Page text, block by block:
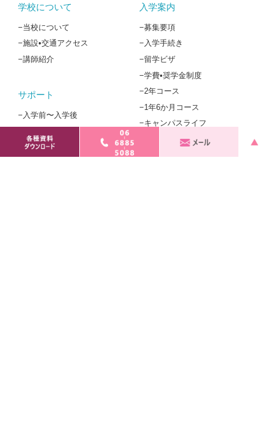
学校について
−当校について
−施設•交通アクセス
−講師紹介
入学案内
−募集要項
−入学手続き
−留学ビザ
−学費•奨学金制度
−2年コース
−1年6か月コース
−キャンパスライフ
サポート
−入学前〜入学後